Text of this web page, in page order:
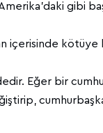
gibi
içerisinde
Eğer bir